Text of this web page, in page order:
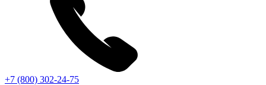
+7 (800) 302-24-75